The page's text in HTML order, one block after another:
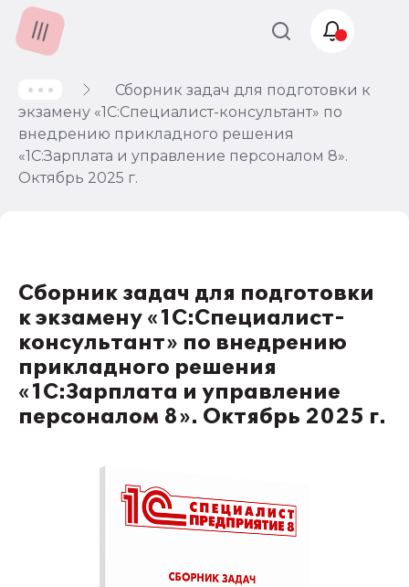
Сборник задач для подготовки к
экзамену «1С:Специалист-консультант» по
внедрению прикладного решения
«1С:Зарплата и управление персоналом 8».
Октябрь 2025 г.
Сборник задач для подготовки
к экзамену «1С:Специалист-
консультант» по внедрению
прикладного решения
«1С:Зарплата и управление
персоналом 8». Октябрь 2025 г.
Учет и
налогообложение
Автоматизация